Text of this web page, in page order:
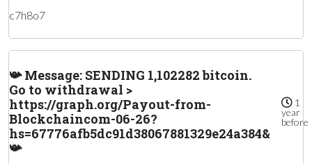
c7h8o7
📯 Message: SENDING 1,102282 bitcoin.
Go to withdrawal >
https://graph.org/Payout-from-
Blockchaincom-06-26?
hs=67776afb5dc91d38067881329e24a384&
📯
1
year
before